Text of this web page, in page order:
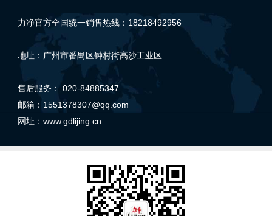
力净官方全国统一销售热线：18218492956
地址：广州市番禺区钟村街高沙工业区
售后服务： 020-84885347
邮箱：1551378307@qq.com
网址： www.gdlijing.cn